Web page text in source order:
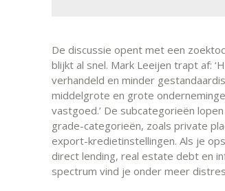
De discussie opent met een
blijkt al snel. Mark Leeijen trapt af:
verhandeld en minder
middelgrote en grote
vastgoed.’ De subcategorieën
grade-categorieën, zoals private
export-kredietinstellingen. Als je
direct lending, real estate debt en
spectrum vind je onder meer